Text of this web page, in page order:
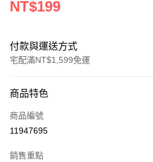
NT$199
付款與運送方式
宅配滿NT$1,599免運
信用卡一次付款
LINE Pay
商品特色
商品編號
11947695
銷售重點